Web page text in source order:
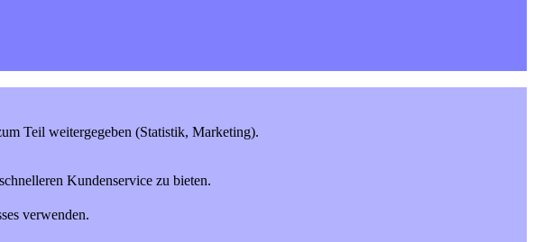
Teil weitergegeben (Statistik, Marketing).
Kundenservice zu bieten.
verwenden.